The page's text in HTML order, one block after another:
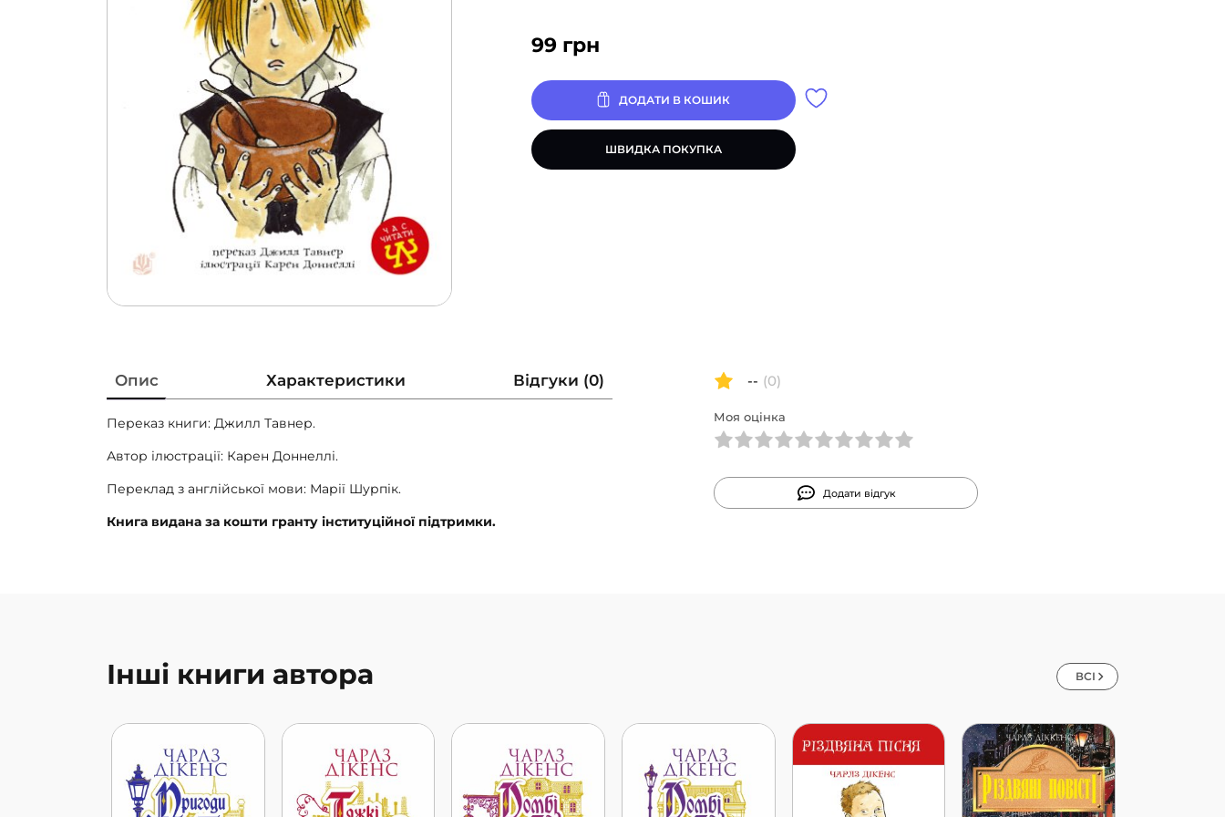
99 грн
ДОДАТИ В КОШИК
ШВИДКА ПОКУПКА
Опис Характеристики Відгуки (0)
Переказ книги: Джилл Тавнер.
Автор ілюстрації: Карен Доннеллі.
Переклад з англійської мови: Марії Шурпік.
Книга видана за кошти гранту інституційної підтримки.
-- (0)
Моя оцінка
Додати відгук
Інші книги автора ВСІ